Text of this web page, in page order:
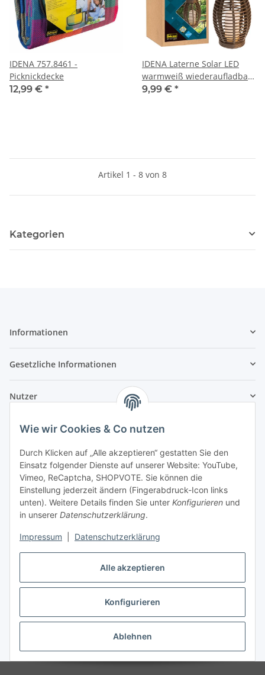
Alle akzeptieren
Konfigurieren
Ablehnen
Wie wir Cookies & Co nutzen
Durch Klicken auf „Alle akzeptieren“ gestatten Sie den
Einsatz folgender Dienste auf unserer Website: YouTube,
Vimeo, ReCaptcha, SHOPVOTE. Sie können die
Einstellung jederzeit ändern (Fingerabdruck-Icon links
unten). Weitere Details finden Sie unter Konfigurieren und
in unserer Datenschutzerklärung.
Impressum Datenschutzerklärung
IDENA 757.8461 -
Picknickdecke
12,99 € *
IDENA Laterne Solar LED
warmweiß wiederaufladbar
Kunststoff schwarz 26x16
9,99 € *
Artikel 1 - 8 von 8
Kategorien
Informationen
Gesetzliche Informationen
Nutzer